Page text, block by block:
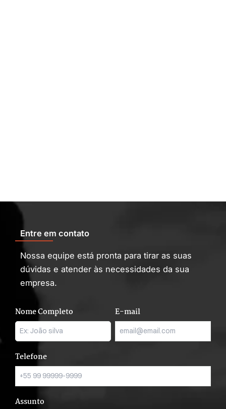
Entre em contato
Nossa equipe está pronta para tirar as suas
dúvidas e atender às necessidades da sua
empresa.
Nome Completo E-mail
Telefone
Assunto